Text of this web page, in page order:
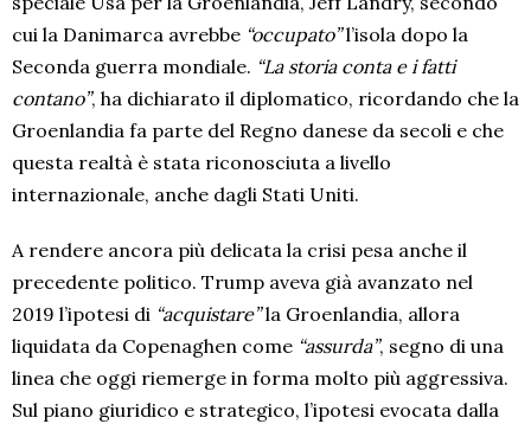
cui la Danimarca avrebbe “occupato”l’isola dopo la
Seconda guerra mondiale. “La storia conta e i fatti
contano”, ha dichiarato il diplomatico, ricordando che la
Groenlandia fa parte del Regno danese da secoli e che
questa realtà è stata riconosciuta a livello
internazionale, anche dagli Stati Uniti.
A rendere ancora più delicata la crisi pesa anche il
precedente politico. Trump aveva già avanzato nel
2019 l’ipotesi di “acquistare”la Groenlandia, allora
liquidata da Copenaghen come “assurda”, segno di una
linea che oggi riemerge in forma molto più aggressiva.
Sul piano giuridico e strategico, l’ipotesi evocata dalla